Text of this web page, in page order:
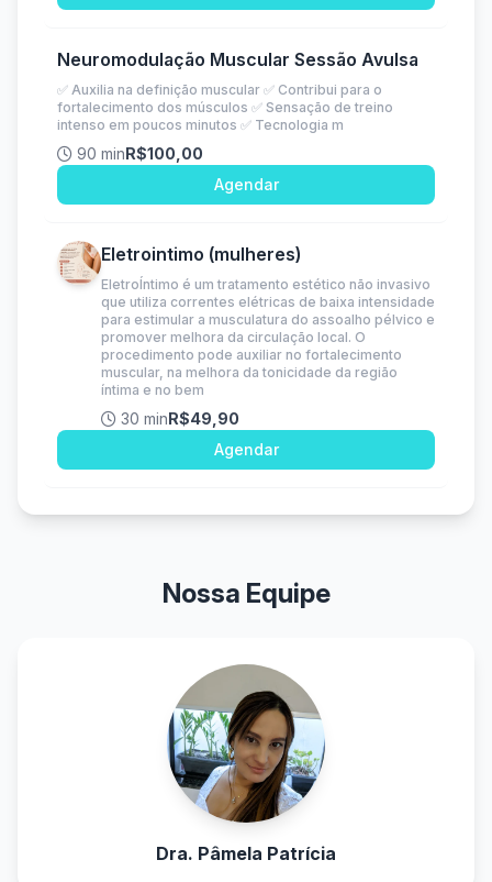
Neuromodulação Muscular Sessão Avulsa
✅ Auxilia na definição muscular ✅ Contribui para o
fortalecimento dos músculos ✅ Sensação de treino
intenso em poucos minutos ✅ Tecnologia m
90 minR$100,00
Agendar
Eletrointimo (mulheres)
EletroÍntimo é um tratamento estético não invasivo
que utiliza correntes elétricas de baixa intensidade
para estimular a musculatura do assoalho pélvico e
promover melhora da circulação local. O
procedimento pode auxiliar no fortalecimento
muscular, na melhora da tonicidade da região
íntima e no bem
30 minR$49,90
Agendar
Nossa Equipe
Dra. Pâmela Patrícia